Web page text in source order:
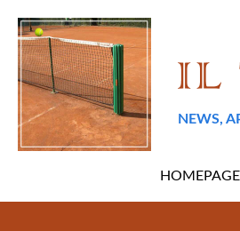
NEWS,
HOMEPAGE